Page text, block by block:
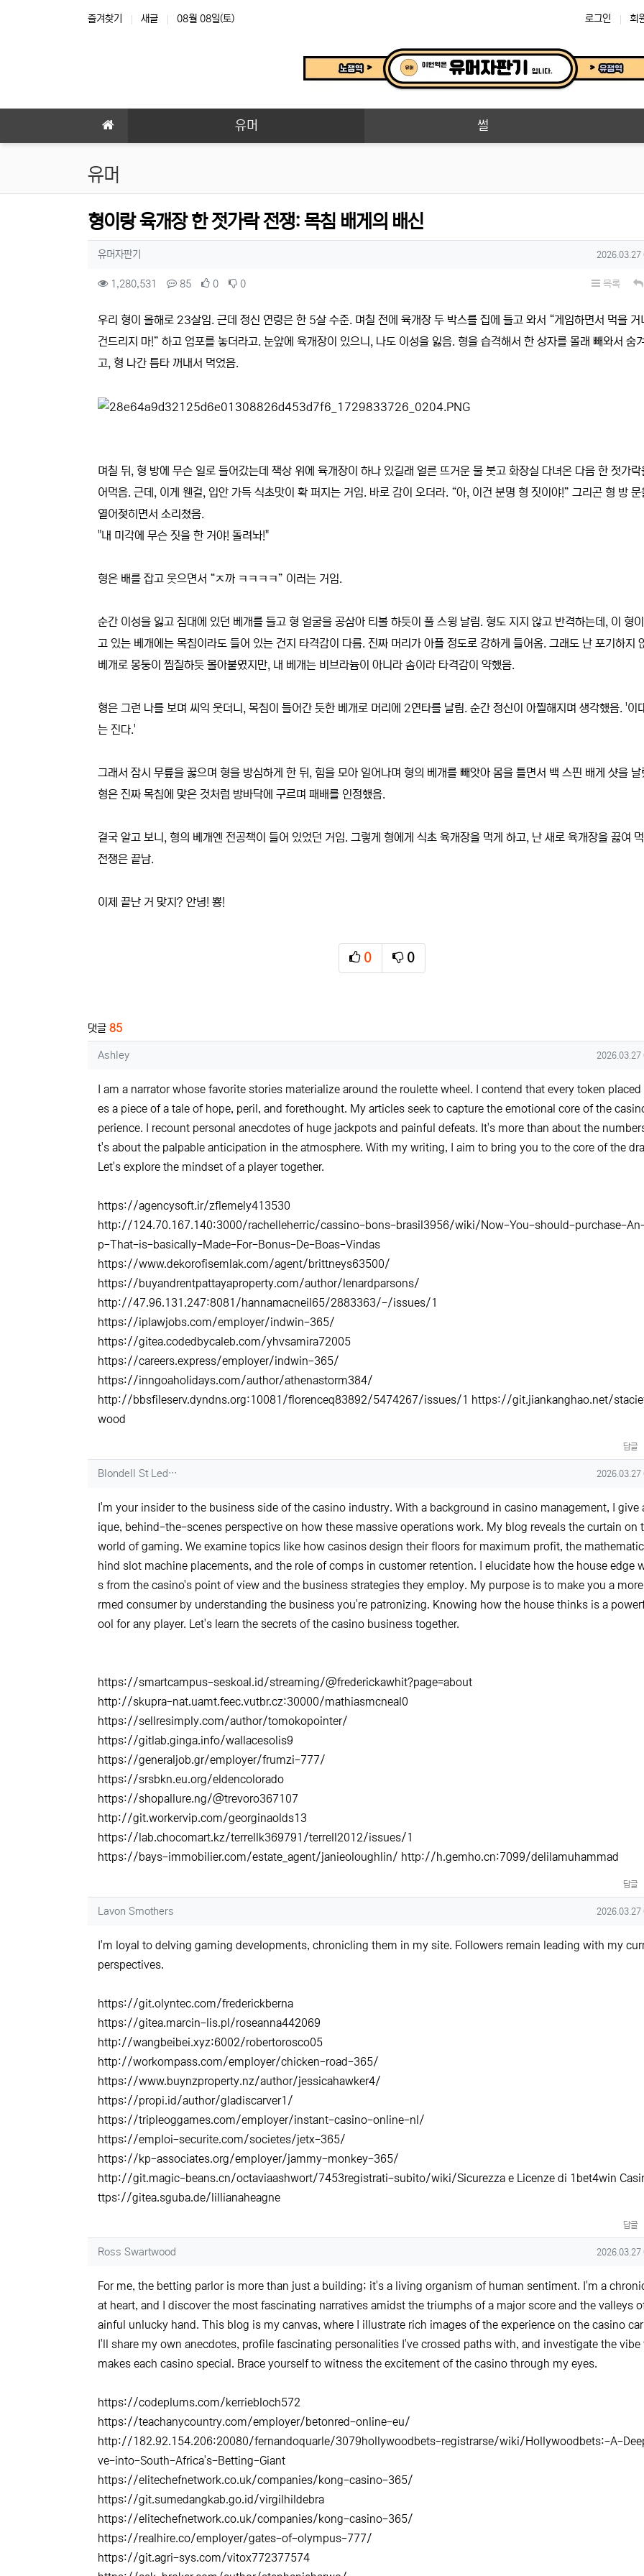
즐겨찾기 새글 08월 08일(토) 로그인 회
유머 썰
유머
형이랑 육개장 한 젓가락 전쟁: 목침 배게의 배신
작성자 정보
유머자판기 작성일
2026.03.27
컨텐츠 정보
1,280,531 조회 85댓글 0추천 0비추천 목록
본문
우리 형이 올해로 23살임. 근데 정신 연령은 한 5살 수준. 며칠 전에 육개장 두 박스를 집에 들고 와서 “게임하면서 먹을 거
건드리지 마!” 하고 엄포를 놓더라고. 눈앞에 육개장이 있으니, 나도 이성을 잃음. 형을 습격해서 한 상자를 몰래 빼와서 숨
고, 형 나간 틈타 꺼내서 먹었음.
며칠 뒤, 형 방에 무슨 일로 들어갔는데 책상 위에 육개장이 하나 있길래 얼른 뜨거운 물 붓고 화장실 다녀온 다음 한 젓가락
어먹음. 근데, 이게 웬걸, 입안 가득 식초맛이 확 퍼지는 거임. 바로 감이 오더라. “아, 이건 분명 형 짓이야!” 그리곤 형 방 문
열어젖히면서 소리쳤음.
"내 미각에 무슨 짓을 한 거야! 돌려놔!"
형은 배를 잡고 웃으면서 “ㅈ까 ㅋㅋㅋㅋ” 이러는 거임.
순간 이성을 잃고 침대에 있던 베개를 들고 형 얼굴을 공삼아 티볼 하듯이 풀 스윙 날림. 형도 지지 않고 반격하는데, 이 형
고 있는 베개에는 목침이라도 들어 있는 건지 타격감이 다름. 진짜 머리가 아플 정도로 강하게 들어옴. 그래도 난 포기하지
베개로 몽둥이 찜질하듯 몰아붙였지만, 내 베개는 비브라늄이 아니라 솜이라 타격감이 약했음.
형은 그런 나를 보며 씨익 웃더니, 목침이 들어간 듯한 베개로 머리에 2연타를 날림. 순간 정신이 아찔해지며 생각했음. '이
는 진다.'
그래서 잠시 무릎을 꿇으며 형을 방심하게 한 뒤, 힘을 모아 일어나며 형의 베개를 빼앗아 몸을 틀면서 백 스핀 배게 샷을 날
형은 진짜 목침에 맞은 것처럼 방바닥에 구르며 패배를 인정했음.
결국 알고 보니, 형의 베개엔 전공책이 들어 있었던 거임. 그렇게 형에게 식초 육개장을 먹게 하고, 난 새로 육개장을 끓여
전쟁은 끝남.
이제 끝난 거 맞지? 안녕! 뿅!
0
추천
0
비추천
댓글 85
Ashley님의 댓글
Ashley 작성일
2026.03.27
I am a narrator whose favorite stories materialize around the roulette wheel. I contend that every token placed
es a piece of a tale of hope, peril, and forethought. My articles seek to capture the emotional core of the
perience. I recount personal anecdotes of huge jackpots and painful defeats. It's more than about the
t's about the palpable anticipation in the atmosphere. With my writing, I aim to bring you to the core of the
Let's explore the mindset of a player together.
https://agencysoft.ir/zflemely413530
http://124.70.167.140:3000/rachelleherric/cassino-bons-brasil3956/wiki/Now-You-should-purchase-
p-That-is-basically-Made-For-Bonus-De-Boas-Vindas
https://www.dekorofisemlak.com/agent/brittneys63500/
https://buyandrentpattayaproperty.com/author/lenardparsons/
http://47.96.131.247:8081/hannamacneil65/2883363/-/issues/1
https://iplawjobs.com/employer/indwin-365/
https://gitea.codedbycaleb.com/yhvsamira72005
https://careers.express/employer/indwin-365/
https://inngoaholidays.com/author/athenastorm384/
http://bbsfileserv.dyndns.org:10081/florenceq83892/5474267/issues/1 https://git.jiankanghao.net/
wood
답글
Blondell St Ledger님의 댓글
Blondell St Led… 작성일
2026.03.27
I'm your insider to the business side of the casino industry. With a background in casino management, I give
ique, behind-the-scenes perspective on how these massive operations work. My blog reveals the curtain on
world of gaming. We examine topics like how casinos design their floors for maximum profit, the
hind slot machine placements, and the role of comps in customer retention. I elucidate how the house edge
s from the casino's point of view and the business strategies they employ. My purpose is to make you a
rmed consumer by understanding the business you're patronizing. Knowing how the house thinks is a
ool for any player. Let's learn the secrets of the casino business together.
https://smartcampus-seskoal.id/streaming/@frederickawhit?page=about
http://skupra-nat.uamt.feec.vutbr.cz:30000/mathiasmcneal0
https://sellresimply.com/author/tomokopointer/
https://gitlab.ginga.info/wallacesolis9
https://generaljob.gr/employer/frumzi-777/
https://srsbkn.eu.org/eldencolorado
https://shopallure.ng/@trevoro367107
http://git.workervip.com/georginaolds13
https://lab.chocomart.kz/terrellk369791/terrell2012/issues/1
https://bays-immobilier.com/estate_agent/janieoloughlin/ http://h.gemho.cn:7099/delilamuhammad
답글
Lavon Smothers님의 댓글
Lavon Smothers 작성일
2026.03.27
I'm loyal to delving gaming developments, chronicling them in my site. Followers remain leading with my
perspectives.
https://git.olyntec.com/frederickberna
https://gitea.marcin-lis.pl/roseanna442069
http://wangbeibei.xyz:6002/robertorosco05
http://workompass.com/employer/chicken-road-365/
https://www.buynzproperty.nz/author/jessicahawker4/
https://propi.id/author/gladiscarver1/
https://tripleoggames.com/employer/instant-casino-online-nl/
https://emploi-securite.com/societes/jetx-365/
https://kp-associates.org/employer/jammy-monkey-365/
http://git.magic-beans.cn/octaviaashwort/7453registrati-subito/wiki/Sicurezza e Licenze di 1bet4win
ttps://gitea.sguba.de/lillianaheagne
답글
Ross Swartwood님의 댓글
Ross Swartwood 작성일
2026.03.27
For me, the betting parlor is more than just a building; it's a living organism of human sentiment. I'm a
at heart, and I discover the most fascinating narratives amidst the triumphs of a major score and the valleys
ainful unlucky hand. This blog is my canvas, where I illustrate rich images of the experience on the casino
I'll share my own anecdotes, profile fascinating personalities I've crossed paths with, and investigate the vibe
makes each casino special. Brace yourself to witness the excitement of the casino through my eyes.
https://codeplums.com/kerriebloch572
https://teachanycountry.com/employer/betonred-online-eu/
http://182.92.154.206:20080/fernandoquarle/3079hollywoodbets-registrarse/wiki/Hollywoodbets:-A-
ve-into-South-Africa's-Betting-Giant
https://elitechefnetwork.co.uk/companies/kong-casino-365/
https://git.sumedangkab.go.id/virgilhildebra
https://elitechefnetwork.co.uk/companies/kong-casino-365/
https://realhire.co/employer/gates-of-olympus-777/
https://git.agri-sys.com/vitox772377574